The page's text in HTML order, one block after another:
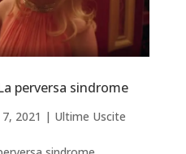
perversa sindrome
2021 | Ultime Uscite